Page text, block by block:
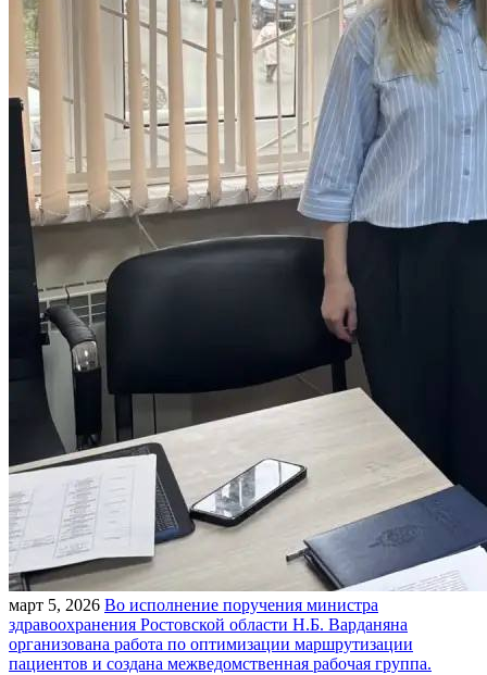
март 5, 2026 Во исполнение поручения министра
здравоохранения Ростовской области Н.Б. Варданяна
организована работа по оптимизации маршрутизации
пациентов и создана межведомственная рабочая группа.